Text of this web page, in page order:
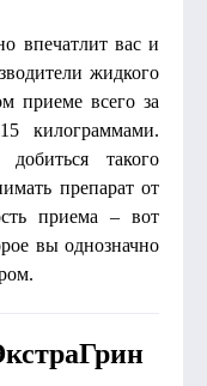
впечатлит вас и
жидкого
приеме всего за
килограммами.
такого
препарат от
приема – вот
вы однозначно